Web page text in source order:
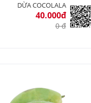
DỪA COCOLALA
40.000đ
0 đ